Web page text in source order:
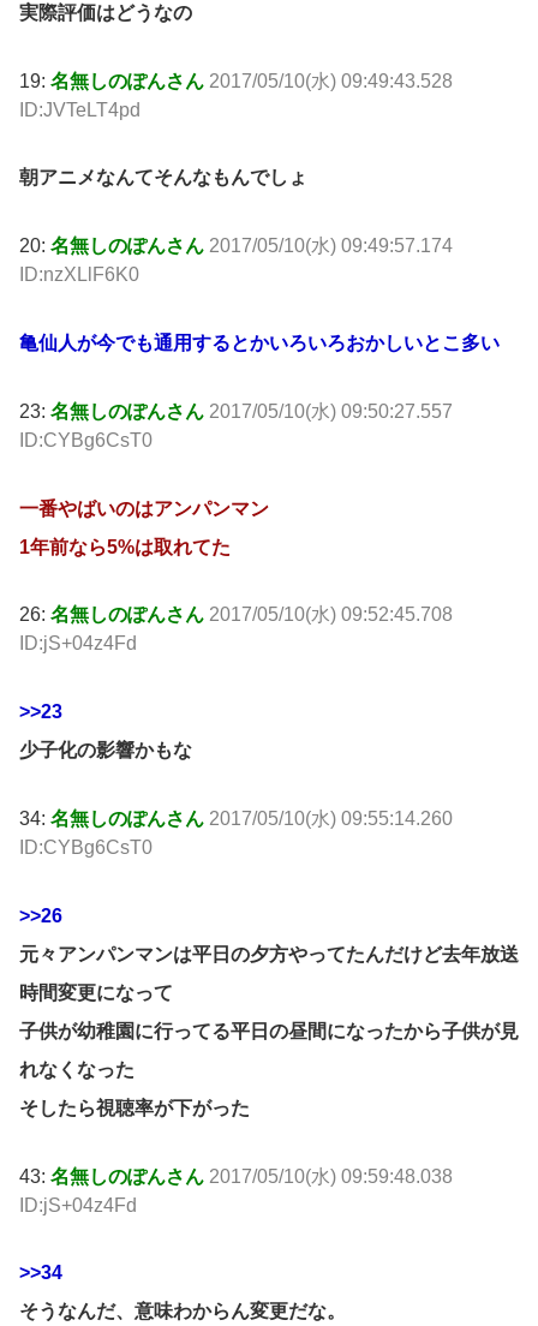
実際評価はどうなの
19: 名無しのぽんさん 2017/05/10(水) 09:49:43.528
ID:JVTeLT4pd
朝アニメなんてそんなもんでしょ
20: 名無しのぽんさん 2017/05/10(水) 09:49:57.174
ID:nzXLlF6K0
亀仙人が今でも通用するとかいろいろおかしいとこ多い
23: 名無しのぽんさん 2017/05/10(水) 09:50:27.557
ID:CYBg6CsT0
一番やばいのはアンパンマン
1年前なら5%は取れてた
26: 名無しのぽんさん 2017/05/10(水) 09:52:45.708
ID:jS+04z4Fd
>>23
少子化の影響かもな
34: 名無しのぽんさん 2017/05/10(水) 09:55:14.260
ID:CYBg6CsT0
>>26
元々アンパンマンは平日の夕方やってたんだけど去年放送
時間変更になって
子供が幼稚園に行ってる平日の昼間になったから子供が見
れなくなった
そしたら視聴率が下がった
43: 名無しのぽんさん 2017/05/10(水) 09:59:48.038
ID:jS+04z4Fd
>>34
そうなんだ、意味わからん変更だな。